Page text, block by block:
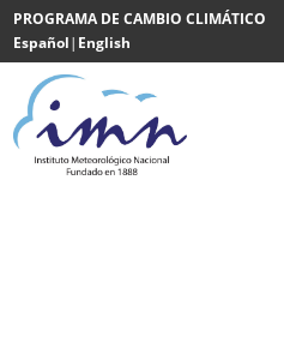
Saltar al contenido
PROGRAMA DE CAMBIO CLIMÁTICO
Español| English
Powered
by
Translate